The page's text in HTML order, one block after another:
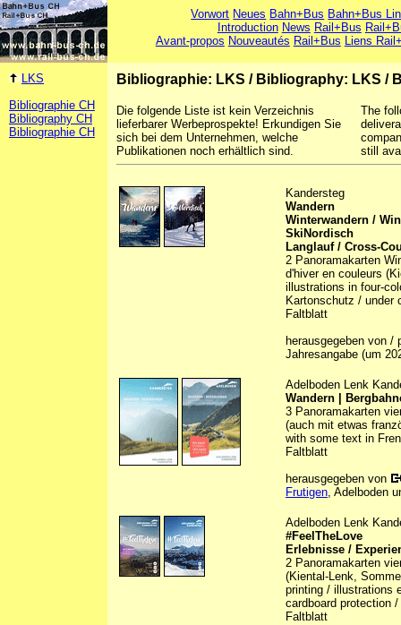
Vorwort Neues Bahn+Bus Bahn+Bus
Introduction News Rail+Bus
Avant-propos Nouveautés Rail+Bus Liens
LKS
Bibliographie CH
Bibliography CH
Bibliographie CH
Bibliographie: LKS / Bibliography: LKS /
Die folgende Liste ist kein Verzeichnis
lieferbarer Werbeprospekte! Erkundigen Sie
sich bei dem Unternehmen, welche
Publikationen noch erhältlich sind.
The
still
Kandersteg
Wandern
Winterwandern /
SkiNordisch
Langlauf / Cross-
2 Panoramakarten
d'hiver en couleurs
illustrations in four-
Kartonschutz / under
Faltblatt
herausgegeben von
Jahresangabe (um
Adelboden Lenk
Wandern |
3 Panoramakarten
(auch mit etwas
with some text in
Faltblatt
herausgegeben von
Frutigen, Adelboden
Adelboden Lenk
#FeelTheLove
Erlebnisse /
2 Panoramakarten
(Kiental-Lenk,
printing / illustrations
cardboard protection
Faltblatt